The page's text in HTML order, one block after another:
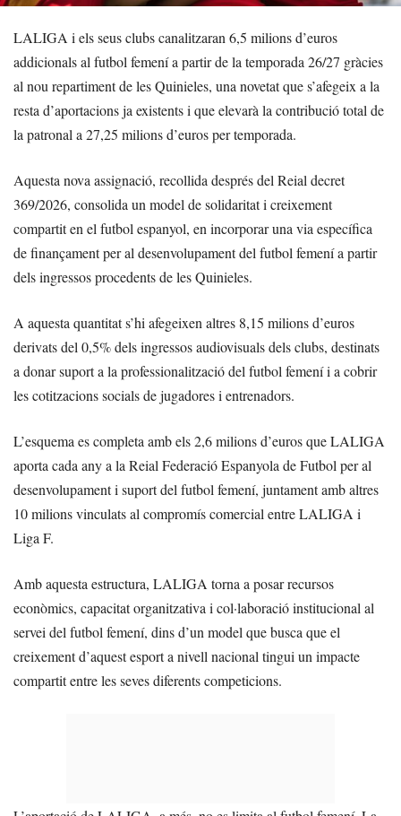
LALIGA i els seus clubs canalitzaran 6,5 milions d’euros
addicionals al futbol femení a partir de la temporada 26/27 gràcies
al nou repartiment de les Quinieles, una novetat que s’afegeix a la
resta d’aportacions ja existents i que elevarà la contribució total de
la patronal a 27,25 milions d’euros per temporada.
Aquesta nova assignació, recollida després del Reial decret
369/2026, consolida un model de solidaritat i creixement
compartit en el futbol espanyol, en incorporar una via específica
de finançament per al desenvolupament del futbol femení a partir
dels ingressos procedents de les Quinieles.
A aquesta quantitat s’hi afegeixen altres 8,15 milions d’euros
derivats del 0,5% dels ingressos audiovisuals dels clubs, destinats
a donar suport a la professionalització del futbol femení i a cobrir
les cotitzacions socials de jugadores i entrenadors.
L’esquema es completa amb els 2,6 milions d’euros que LALIGA
aporta cada any a la Reial Federació Espanyola de Futbol per al
desenvolupament i suport del futbol femení, juntament amb altres
10 milions vinculats al compromís comercial entre LALIGA i
Liga F.
Amb aquesta estructura, LALIGA torna a posar recursos
econòmics, capacitat organitzativa i col·laboració institucional al
servei del futbol femení, dins d’un model que busca que el
creixement d’aquest esport a nivell nacional tingui un impacte
compartit entre les seves diferents competicions.